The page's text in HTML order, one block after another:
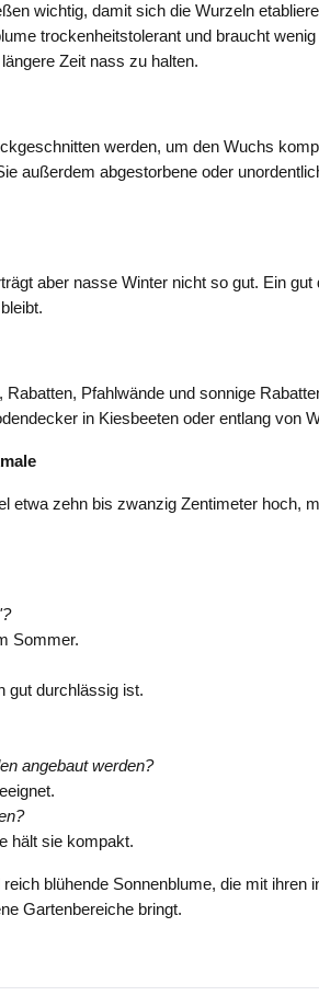
wichtig, damit sich die Wurzeln
trockenheitstolerant und braucht
Zeit nass zu halten.
werden, um den Wuchs
außerdem abgestorbene oder
aber nasse Winter nicht so gut. Ein gut
Pfahlwände und sonnige
in Kiesbeeten oder entlang von
etwa zehn bis zwanzig Zentimeter hoch,
Sommer.
gut durchlässig ist.
angebaut werden?
hält sie kompakt.
blühende Sonnenblume, die mit ihren
Gartenbereiche bringt.